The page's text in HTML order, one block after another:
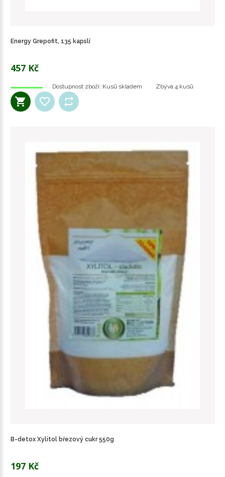
Energy Grepofit, 135 kapslí
457 Kč
Dostupnost zboží: Kusů skladem Zbývá 4 kusů
B-detox Xylitol březový cukr 550g
197 Kč